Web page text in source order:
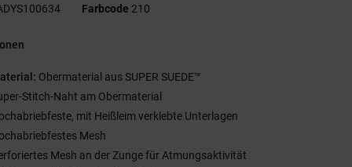
Farbcode 210
Obermaterial aus SUPER SUEDE™
Stitch-Naht am Obermaterial
mit Heißleim verklebte Unterlagen
Mesh
Mesh an der Zunge für Atmungsaktivität